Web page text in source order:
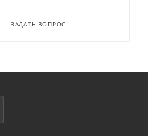
ЗАДАТЬ ВОПРОС